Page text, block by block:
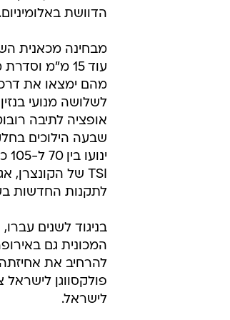
הדוושת באלומיניום.
מבחינה מכאנית
עוד 15 מ"מ
מהם ימצאו את
לשלושה מנועי
שבעה הילוכים
לתקנות החדשות
בניגוד לשנים
המכונית גם
להרחיב את
פולקסווגן
לישראל.